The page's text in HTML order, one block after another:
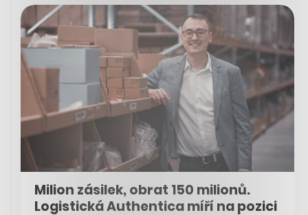
Milion zásilek, obrat 150 milionů.
Logistická Authentica míří na pozici